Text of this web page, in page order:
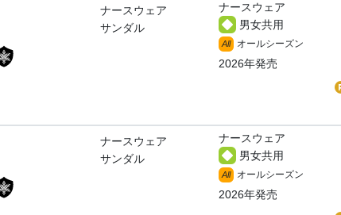
ナースウェア
サンダル
ナースウェア
男女共用
All オールシーズン
2026年発売
ナースウェア
サンダル
ナースウェア
男女共用
All オールシーズン
2026年発売